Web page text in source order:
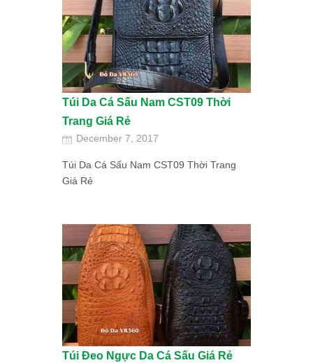
Túi Da Cá Sấu Nam CST09 Thời
Trang Giá Rẻ
December 7, 2017
Túi Da Cá Sấu Nam CST09 Thời Trang
Giá Rẻ
Túi Đeo Ngực Da Cá Sấu Giá Rẻ